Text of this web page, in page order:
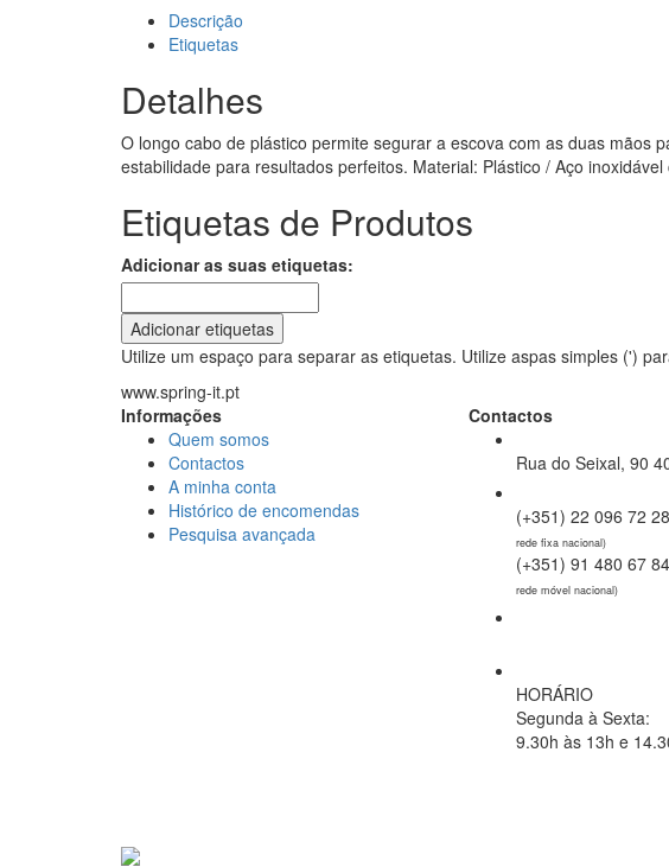
Descrição
Etiquetas
Detalhes
O longo cabo de plástico permite segurar a escova com as duas mãos
estabilidade para resultados perfeitos. Material: Plástico / Aço
Etiquetas de Produtos
Adicionar as suas etiquetas:
Adicionar etiquetas
Utilize um espaço para separar as etiquetas. Utilize aspas simples (')
www.spring-it.pt
Informações
Quem somos
Contactos
A minha conta
Histórico de encomendas
Pesquisa avançada
Contactos
Rua do Seixal, 90
(+351) 22 096 72 28
rede fixa nacional)
(+351) 91 480 67 84
rede móvel nacional)
HORÁRIO
Segunda à Sexta:
9.30h às 13h e